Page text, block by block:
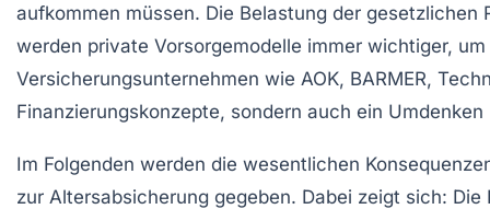
aufkommen müssen. Die Belastung der
werden private Vorsorgemodelle immer wichtiger,
Versicherungsunternehmen wie AOK, BARMER,
Finanzierungskonzepte, sondern auch ein
Im Folgenden werden die wesentlichen
zur Altersabsicherung gegeben. Dabei zeigt sich: